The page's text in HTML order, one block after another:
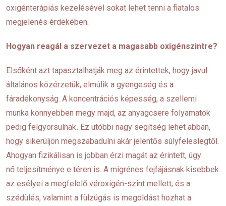
oxigénterápiás kezelésével sokat lehet tenni a fiatalos
megjelenés érdekében.
Hogyan reagál a szervezet a magasabb oxigénszintre?
Elsőként azt tapasztalhatják meg az érintettek, hogy javul
általános közérzetük, elmúlik a gyengeség és a
fáradékonyság. A koncentrációs képesség, a szellemi
munka könnyebben megy majd, az anyagcsere folyamatok
pedig felgyorsulnak. Ez utóbbi nagy segítség lehet abban,
hogy sikerüljön megszabadulni akár jelentős súlyfeleslegtől.
Ahogyan fizikálisan is jobban érzi magát az érintett, úgy
nő teljesítménye e téren is. A migrénes fejfájásnak kisebbek
az esélyei a megfelelő véroxigén-szint mellett, és a
szédülés, valamint a fülzúgás is megoldást hozhat a